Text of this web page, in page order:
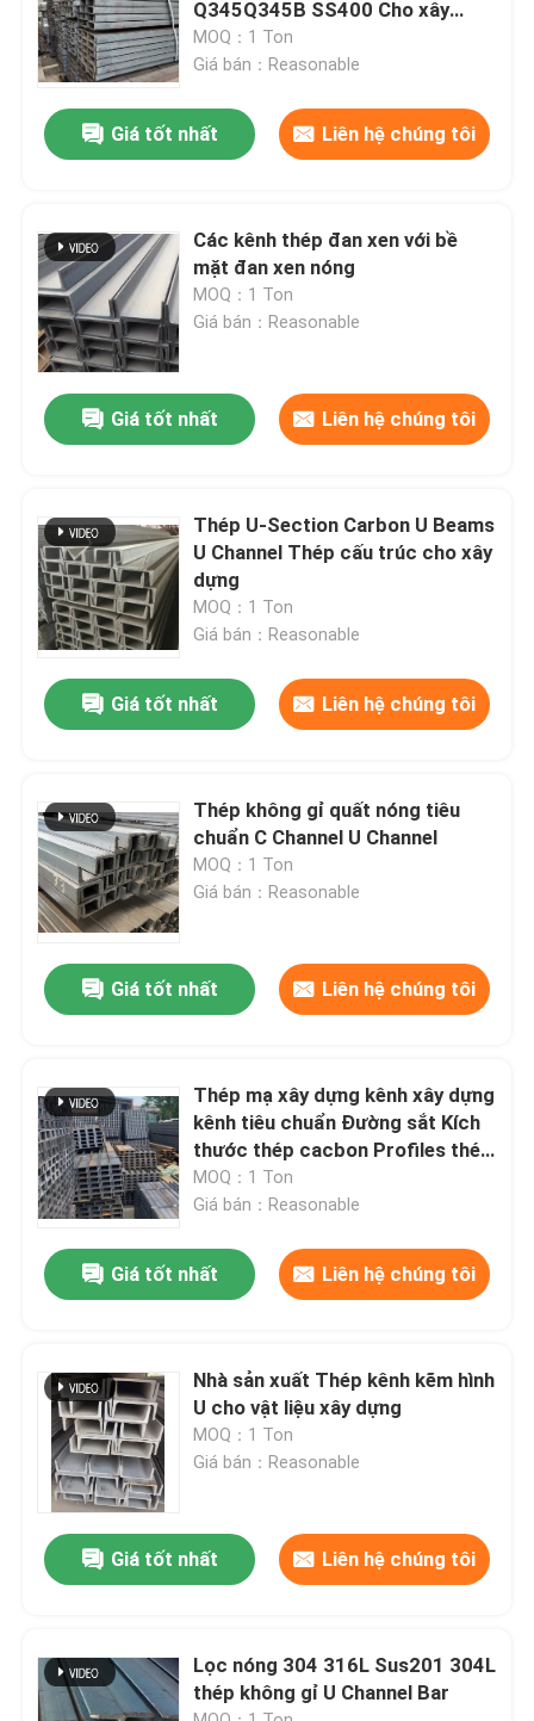
Các sản phẩm
Về chúng tôi
Tham quan nhà máy
Liên hệ chúng tôi
Yêu cầu báo giá
Kho thép chế tạo sẵn
Rockwool tấm Sandwich
Q345Q345B SS400 Cho xây
dựng
MOQ：1 Ton
Giá bán：Reasonable
Giá tốt nhất Liên hệ chúng tôi
Các kênh thép đan xen với bề
mặt đan xen nóng
MOQ：1 Ton
Giá bán：Reasonable
Giá tốt nhất Liên hệ chúng tôi
Thép U-Section Carbon U Beams
U Channel Thép cấu trúc cho xây
dựng
MOQ：1 Ton
Giá bán：Reasonable
Giá tốt nhất Liên hệ chúng tôi
Thép không gỉ quất nóng tiêu
chuẩn C Channel U Channel
MOQ：1 Ton
Giá bán：Reasonable
Giá tốt nhất Liên hệ chúng tôi
Thép mạ xây dựng kênh xây dựng
kênh tiêu chuẩn Đường sắt Kích
thước thép cacbon Profiles thép
kênh
MOQ：1 Ton
Giá bán：Reasonable
Giá tốt nhất Liên hệ chúng tôi
Nhà sản xuất Thép kênh kẽm hình
U cho vật liệu xây dựng
MOQ：1 Ton
Giá bán：Reasonable
Giá tốt nhất Liên hệ chúng tôi
Lọc nóng 304 316L Sus201 304L
thép không gỉ U Channel Bar